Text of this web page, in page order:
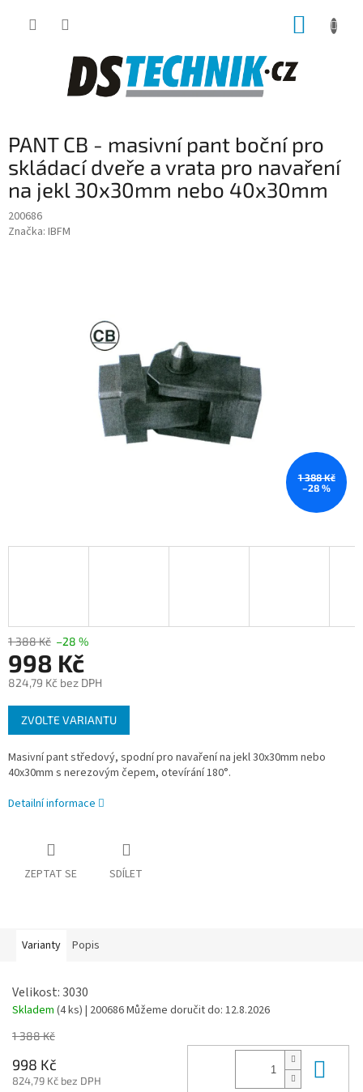
PANT CB - masivní pant boční pro
skládací dveře a vrata pro navaření
na jekl 30x30mm nebo 40x30mm
200686
Značka: IBFM
1 388 Kč
–28 %
1 388 Kč –28 %
998 Kč
824,79 Kč bez DPH
Měrná
cena:
ZVOLTE VARIANTU
Masivní pant středový, spodní pro navaření na jekl 30x30mm nebo
40x30mm s nerezovým čepem, otevírání 180°.
Detailní informace
ZEPTAT SE SDÍLET
Varianty Popis
Velikost: 3030
Skladem (4 ks) | 200686Můžeme doručit do: 12.8.2026
1 388 Kč
998 Kč
824,79 Kč bez DPH